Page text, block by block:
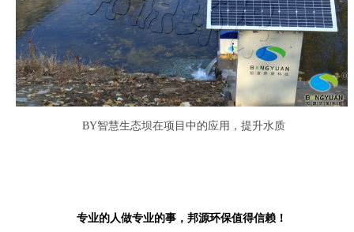
BY智慧生态坝在项目中的应用，提升水质
专业的人做专业的事，邦源环保值得信赖！